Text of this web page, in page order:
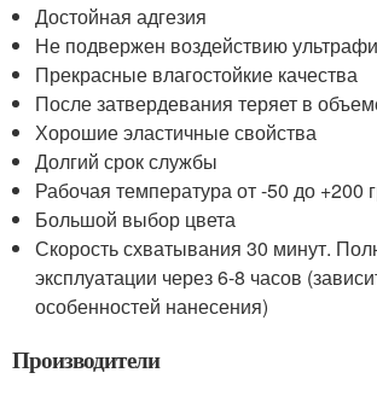
Достойная адгезия
Не подвержен воздействию
Прекрасные влагостойкие качества
После затвердевания теряет в
Хорошие эластичные свойства
Долгий срок службы
Рабочая температура от -50 до +200
Большой выбор цвета
Скорость схватывания 30 минут.
эксплуатации через 6-8 часов
особенностей нанесения)
Производители